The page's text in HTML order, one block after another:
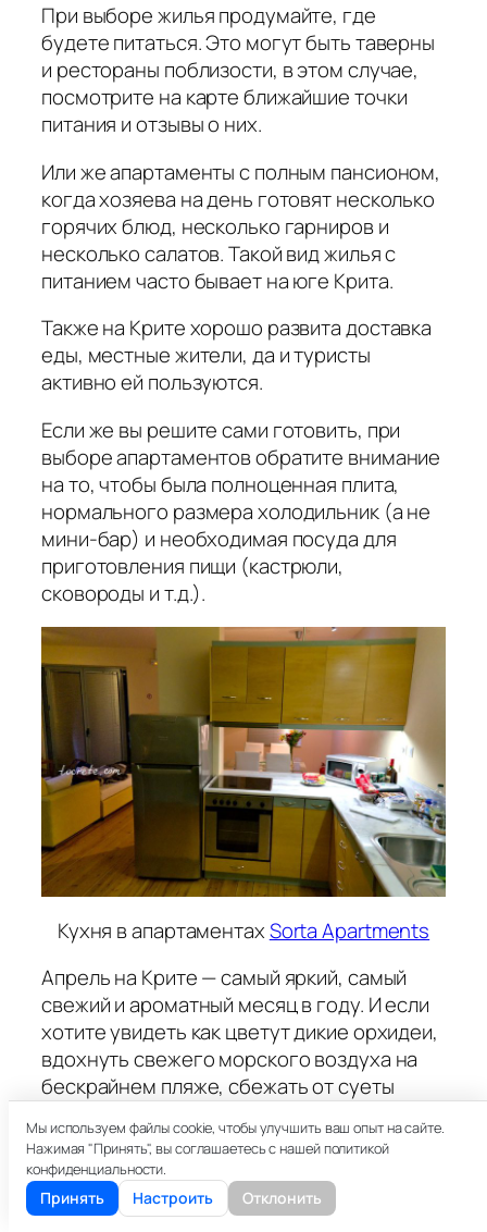
При выборе жилья продумайте, где
будете питаться. Это могут быть таверны
и рестораны поблизости, в этом случае,
посмотрите на карте ближайшие точки
питания и отзывы о них.
Или же апартаменты с полным пансионом,
когда хозяева на день готовят несколько
горячих блюд, несколько гарниров и
несколько салатов. Такой вид жилья с
питанием часто бывает на юге Крита.
Также на Крите хорошо развита доставка
еды, местные жители, да и туристы
активно ей пользуются.
Если же вы решите сами готовить, при
выборе апартаментов обратите внимание
на то, чтобы была полноценная плита,
нормального размера холодильник (а не
мини-бар) и необходимая посуда для
приготовления пищи (кастрюли,
сковороды и т.д.).
Кухня в апартаментахSorta Apartments
Апрель на Крите — самый яркий, самый
свежий и ароматный месяц в году. И если
хотите увидеть как цветут дикие орхидеи,
вдохнуть свежего морского воздуха на
бескрайнем пляже, сбежать от суеты
поездить по живописным горным дорогам
— приезжайте на Крит в апреле!
Мы используем файлы cookie, чтобы улучшить ваш опыт на сайте.
Нажимая "Принять", вы соглашаетесь с нашей политикой
конфиденциальности.
Принять Настроить Отклонить